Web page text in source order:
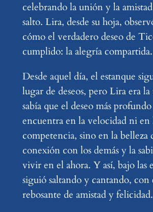
celebrando la unión y la
salto. Lira, desde su hoja,
cómo el verdadero deseo de
cumplido: la alegría compartida.
Desde aquel día, el estanque
lugar de deseos, pero Lira era
sabía que el deseo más
encuentra en la velocidad ni en
competencia, sino en la belleza
conexión con los demás y la
vivir en el ahora. Y así, bajo las
siguió saltando y cantando, con
rebosante de amistad y felicidad.